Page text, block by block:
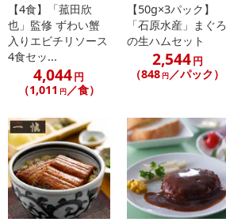
【4食】「菰田欣
也」監修 ずわい蟹
入りエビチリソース
4食セッ...
4,044円
（1,011 円／食）
【50g×3パック】
「石原水産」まぐろ
の生ハムセット
2,544円
（848 円 ／パック）